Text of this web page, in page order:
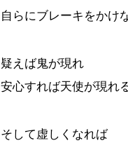
自らにブレーキをかけ
疑えば鬼が現れ
安心すれば天使が現れ
そして虚しくなれば